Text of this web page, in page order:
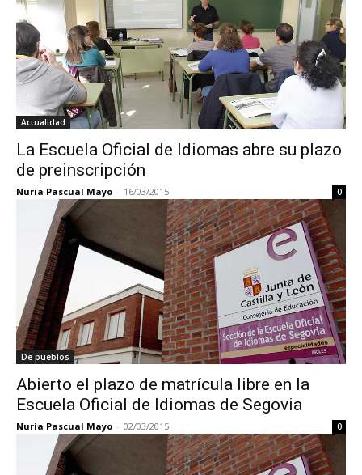
Actualidad
La Escuela Oficial de Idiomas abre su plazo
de preinscripción
Nuria Pascual Mayo - 16/03/2015 0
De pueblos
Abierto el plazo de matrícula libre en la
Escuela Oficial de Idiomas de Segovia
Nuria Pascual Mayo - 02/03/2015 0